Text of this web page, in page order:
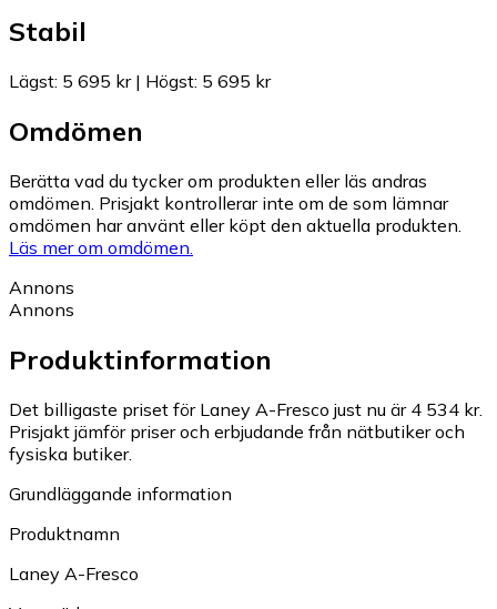
Stabil
Lägst: 5 695 kr| Högst: 5 695 kr
Omdömen
Berätta vad du tycker om produkten eller läs andras
omdömen. Prisjakt kontrollerar inte om de som lämnar
omdömen har använt eller köpt den aktuella produkten.
Läs mer om omdömen.
Annons
Annons
Produktinformation
Det billigaste priset för Laney A-Fresco just nu är 4 534 kr.
Prisjakt jämför priser och erbjudande från nätbutiker och
fysiska butiker.
Grundläggande information
Produktnamn
Laney A-Fresco